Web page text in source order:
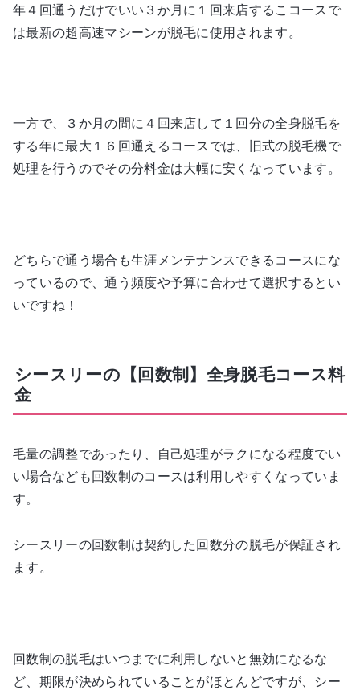
年４回通うだけでいい３か月に１回来店するこコースで
は最新の超高速マシーンが脱毛に使用されます。
一方で、３か月の間に４回来店して１回分の全身脱毛を
する年に最大１６回通えるコースでは、旧式の脱毛機で
処理を行うのでその分料金は大幅に安くなっています。
どちらで通う場合も生涯メンテナンスできるコースにな
っているので、通う頻度や予算に合わせて選択するとい
いですね！
シースリーの【回数制】全身脱毛コース料
金
毛量の調整であったり、自己処理がラクになる程度でい
い場合なども回数制のコースは利用しやすくなっていま
す。
シースリーの回数制は契約した回数分の脱毛が保証され
ます。
回数制の脱毛はいつまでに利用しないと無効になるな
ど、期限が決められていることがほとんどですが、シー